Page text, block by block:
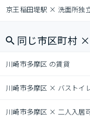
京王稲田堤駅 × 洗面所独
同じ市区町村
川崎市多摩区 の賃貸
川崎市多摩区 × バストイ
川崎市多摩区 × 二人入居